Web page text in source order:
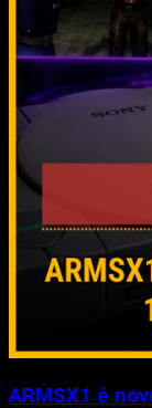
ARMSX1 é